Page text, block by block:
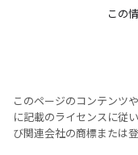
この
このページのコンテンツ
に記載のライセンスに従
び関連会社の商標または登